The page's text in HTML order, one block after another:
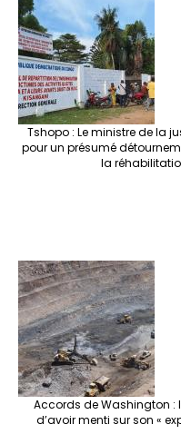
Tshopo : Le ministre de la
pour un présumé
la
Accords de Washington :
d’avoir menti sur son «